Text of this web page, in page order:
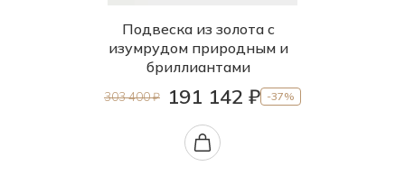
Подвеска из золота с
изумрудом природным и
бриллиантами
303 400 ₽ 191 142 ₽ -37%